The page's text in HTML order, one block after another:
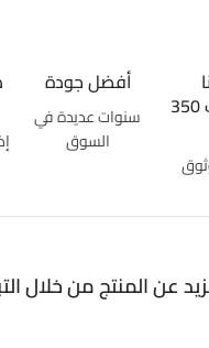
عند شراء سلع ب 350
أفضل جودة
سنوات عديدة في
السوق
عن المنتج من خلال